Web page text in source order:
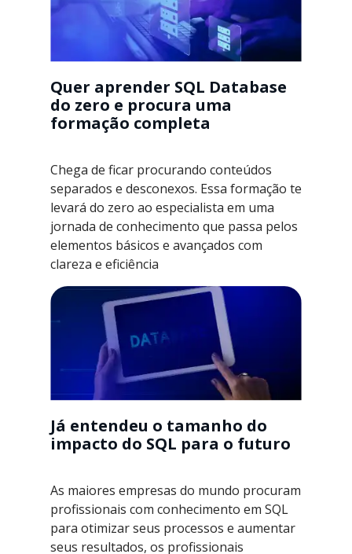
Quer aprender SQL Database
do zero e procura uma
formação completa
Chega de ficar procurando conteúdos
separados e desconexos. Essa formação te
levará do zero ao especialista em uma
jornada de conhecimento que passa pelos
elementos básicos e avançados com
clareza e eficiência
Já entendeu o tamanho do
impacto do SQL para o futuro
As maiores empresas do mundo procuram
profissionais com conhecimento em SQL
para otimizar seus processos e aumentar
seus resultados, os profissionais